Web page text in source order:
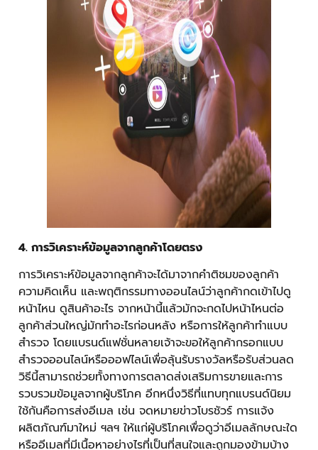
4. การวิเคราะห์ข้อมูลจากลูกค้าโดยตรง
การวิเคราะห์ข้อมูลจากลูกค้าจะได้มาจากคำติชมของลูกค้า
ความคิดเห็น และพฤติกรรมทางออนไลน์ว่าลูกค้ากดเข้าไปดู
หน้าไหน ดูสินค้าอะไร จากหน้านี้แล้วมักจะกดไปหน้าไหนต่อ
ลูกค้าส่วนใหญ่มักทำอะไรก่อนหลัง หรือการให้ลูกค้าทำแบบ
สำรวจ โดยแบรนด์แฟชั่นหลายเจ้าจะขอให้ลูกค้ากรอกแบบ
สำรวจออนไลน์หรือออฟไลน์เพื่อลุ้นรับรางวัลหรือรับส่วนลด
วิธีนี้สามารถช่วยทั้งทางการตลาดส่งเสริมการขายและการ
รวบรวมข้อมูลจากผู้บริโภค อีกหนึ่งวิธีที่แทบทุกแบรนด์นิยม
ใช้กันคือการส่งอีเมล เช่น จดหมายข่าวโบรชัวร์ การแจ้ง
ผลิตภัณฑ์มาใหม่ ฯลฯ ให้แก่ผู้บริโภคเพื่อดูว่าอีเมลลักษณะใด
หรืออีเมลที่มีเนื้อหาอย่างไรที่เป็นที่สนใจและถูกมองข้ามบ้าง